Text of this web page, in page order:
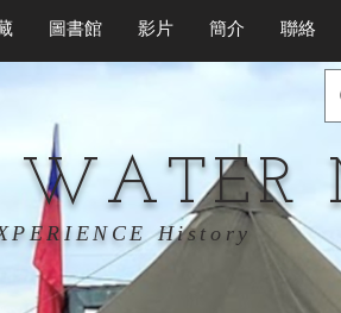
圖書館 影片 簡介 聯絡
History